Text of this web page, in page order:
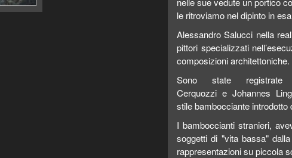
le ritroviamo nel dipinto in
Alessandro Salucci nella
pittori specializzati
composizioni architettoniche.
Sono state registrate
Cerquozzi e Johannes
stile bambocciante introdotto
I bamboccianti stranieri,
soggetti di "vita bassa"
rappresentazioni su piccola